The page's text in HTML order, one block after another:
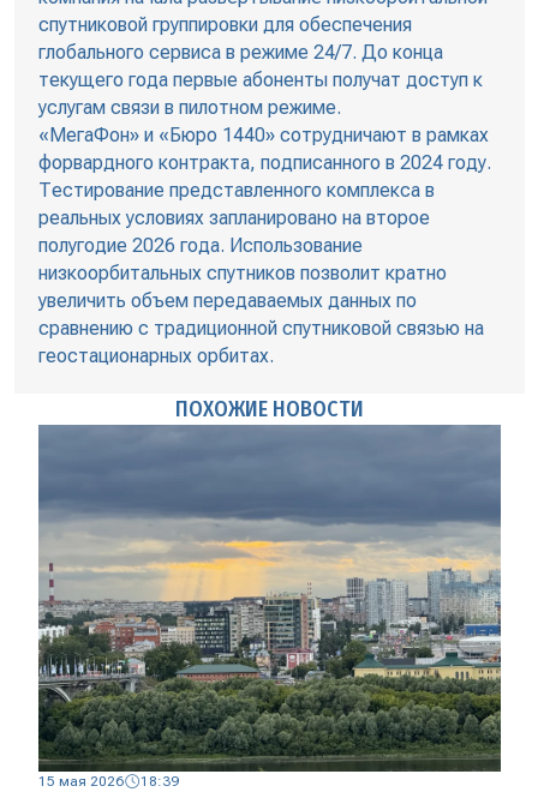
спутниковой группировки для обеспечения
глобального сервиса в режиме 24/7. До конца
текущего года первые абоненты получат доступ к
услугам связи в пилотном режиме.
«МегаФон» и «Бюро 1440» сотрудничают в рамках
форвардного контракта, подписанного в 2024 году.
Тестирование представленного комплекса в
реальных условиях запланировано на второе
полугодие 2026 года. Использование
низкоорбитальных спутников позволит кратно
увеличить объем передаваемых данных по
сравнению с традиционной спутниковой связью на
геостационарных орбитах.
ПОХОЖИЕ НОВОСТИ
15 мая 2026 18:39